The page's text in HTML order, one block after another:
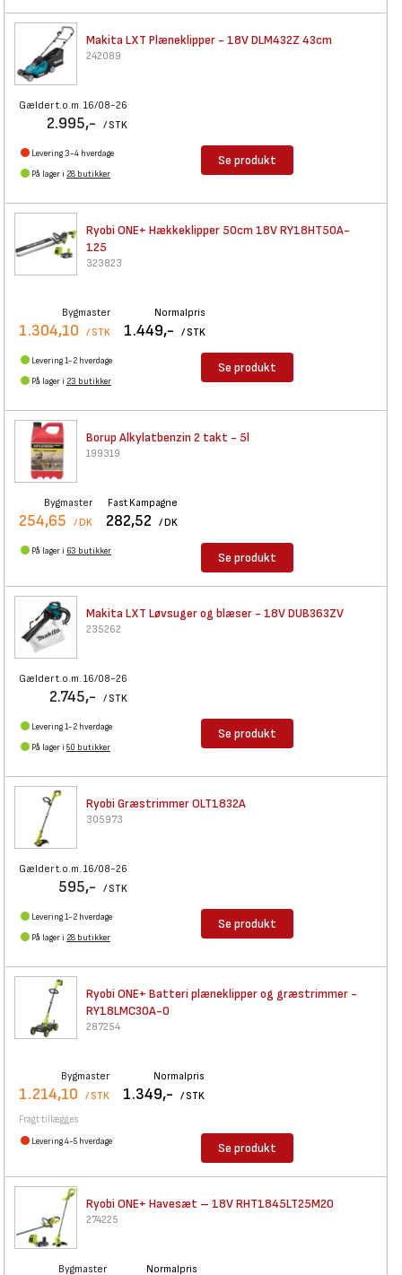
Makita LXT Plæneklipper - 18VDLM432Z 43cm
242089
Gælder t.o.m. 16/08-26
2.995,- / STK
Levering 3-4 hverdage
På lager i 28 butikker
Se produkt
Ryobi ONE+ Hækkeklipper 50cm 18V RY18HT50A-
125
323823
Bygmaster
1.304,10 / STK
Normalpris
1.449,- / STK
Levering 1-2 hverdage
På lager i 23 butikker
Se produkt
Borup Alkylatbenzin 2 takt - 5l
199319
Bygmaster
254,65 / DK
Fast Kampagne
282,52 / DK
På lager i 63 butikker Se produkt
Makita LXT Løvsuger og blæser - 18V DUB363ZV
235262
Gælder t.o.m. 16/08-26
2.745,- / STK
Levering 1-2 hverdage
På lager i 50 butikker
Se produkt
Ryobi Græstrimmer OLT1832A
305973
Gælder t.o.m. 16/08-26
595,- / STK
Levering 1-2 hverdage
På lager i 28 butikker
Se produkt
Ryobi ONE+ Batteri plæneklipper og græstrimmer -
RY18LMC30A-0
287254
Bygmaster
1.214,10 / STK
Normalpris
1.349,- / STK
Fragt tillægges
Levering 4-5 hverdage Se produkt
Ryobi ONE+ Havesæt – 18VRHT1845LT25M20
274225
Bygmaster Normalpris